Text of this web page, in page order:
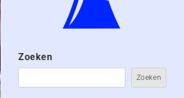
Zoeken
Zoeken